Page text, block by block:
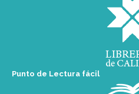
Punto de Lectura fácil